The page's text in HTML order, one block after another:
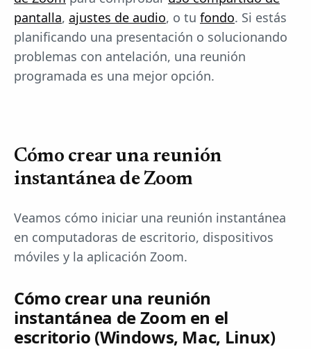
pantalla, ajustes de audio, o tu fondo. Si estás
planificando una presentación o solucionando
problemas con antelación, una reunión
programada es una mejor opción.
Cómo crear una reunión
instantánea de Zoom
Veamos cómo iniciar una reunión instantánea
en computadoras de escritorio, dispositivos
móviles y la aplicación Zoom.
Cómo crear una reunión
instantánea de Zoom en el
escritorio (Windows, Mac, Linux)